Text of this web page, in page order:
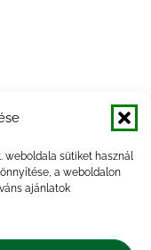
weboldala sütiket használ
a weboldalon
ajánlatok
– Baromfi